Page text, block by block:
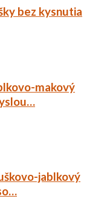
bez kysnutia
makový
jablkový